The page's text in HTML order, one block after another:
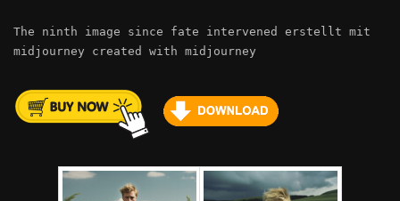
The ninth image since fate intervened erstellt mit
midjourney created with midjourney